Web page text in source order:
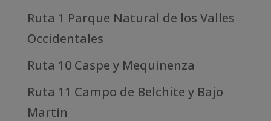
Ruta 1 Parque Natural de los Valles
Occidentales
Ruta 10 Caspe y Mequinenza
Ruta 11 Campo de Belchite y Bajo
Martín